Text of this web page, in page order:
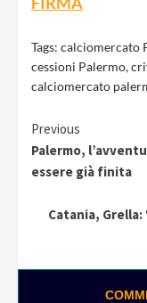
Tags: calciomercato
cessioni Palermo,
calciomercato
Continue
Reading
Previous
Palermo,
essere già finita
Catania,